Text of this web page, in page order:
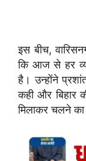
इस बीच,
कि आज से हर
है। उन्होंने
कही और
मिलाकर चलने का